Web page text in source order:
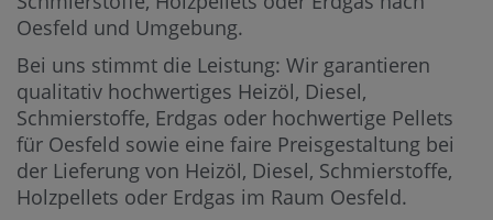
Oesfeld und Umgebung.
Bei uns stimmt die Leistung: Wir garantieren
qualitativ hochwertiges Heizöl, Diesel,
Schmierstoffe, Erdgas oder hochwertige Pellets
für Oesfeld sowie eine faire Preisgestaltung bei
der Lieferung von Heizöl, Diesel, Schmierstoffe,
Holzpellets oder Erdgas im Raum Oesfeld.